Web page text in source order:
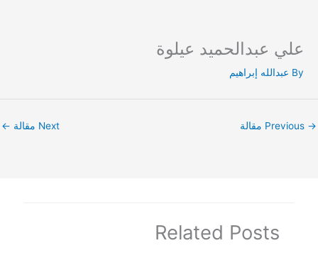
Skip
content
علي عبدالحميد عيلوة
By عبدالله إبراهيم
→ Next مقالة ←
Related Posts